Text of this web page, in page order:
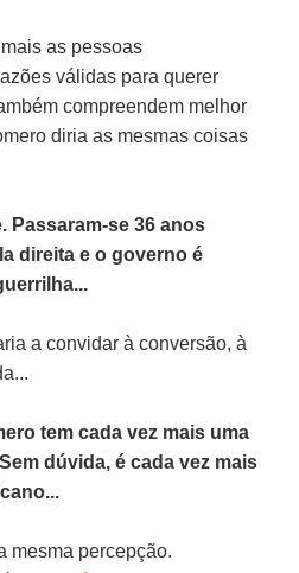
as pessoas
válidas para querer
compreendem melhor
diria as mesmas coisas
Passaram-se 36 anos
direita e o governo é
a convidar à conversão, à
tem cada vez mais uma
dúvida, é cada vez mais
mesma percepção.